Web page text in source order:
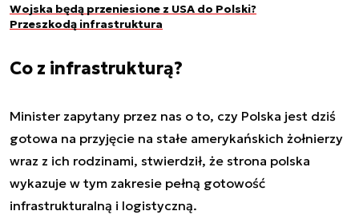
Wojska będą przeniesione z USA do Polski?
Przeszkodą infrastruktura
Co z infrastrukturą?
Minister zapytany przez nas o to, czy Polska jest dziś
gotowa na przyjęcie na stałe amerykańskich żołnierzy
wraz z ich rodzinami, stwierdził, że strona polska
wykazuje w tym zakresie pełną gotowość
infrastrukturalną i logistyczną.